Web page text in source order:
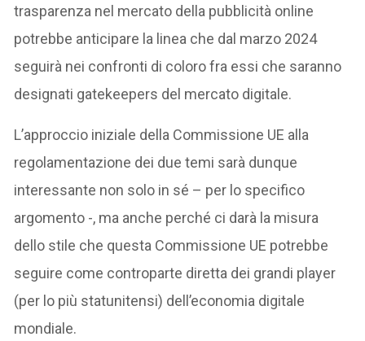
trasparenza nel mercato della pubblicità online
potrebbe anticipare la linea che dal marzo 2024
seguirà nei confronti di coloro fra essi che saranno
designati gatekeepers del mercato digitale.
L’approccio iniziale della Commissione UE alla
regolamentazione dei due temi sarà dunque
interessante non solo in sé – per lo specifico
argomento -, ma anche perché ci darà la misura
dello stile che questa Commissione UE potrebbe
seguire come controparte diretta dei grandi player
(per lo più statunitensi) dell’economia digitale
mondiale.